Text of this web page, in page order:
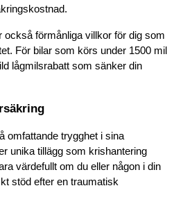
också förmånliga villkor för dig som
För bilar som körs under 1500 mil
lågmilsrabatt som sänker din
omfattande trygghet i sina
unika tillägg som krishantering
värdefullt om du eller någon i din
stöd efter en traumatisk